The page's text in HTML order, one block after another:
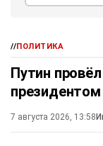
//ПОЛИТИКА
Путин
7 августа 2026, 13:58